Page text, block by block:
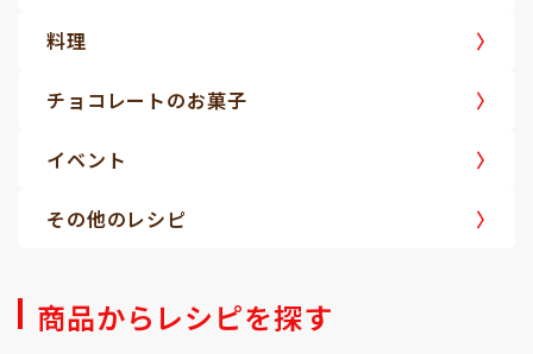
料理
チョコレートのお菓子
イベント
その他のレシピ
商品からレシピを探す